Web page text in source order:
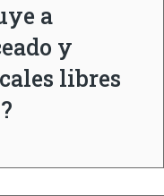
a
y
libres